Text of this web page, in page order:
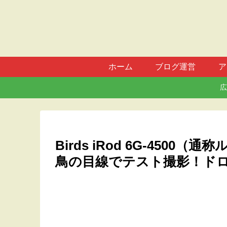
ホーム ブログ運営
Birds iRod 6G-4500（通称
鳥の目線でテスト撮影！ド